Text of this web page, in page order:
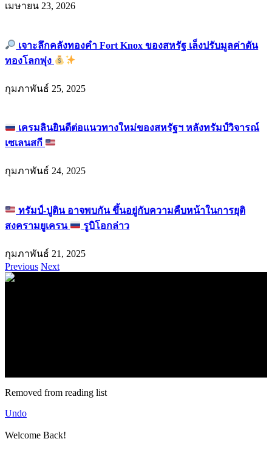
เมษายน 23, 2026
เจาะลึกคลังทองคำ Fort Knox ของสหรัฐ เล็งปรับมูลค่าดัน
ทองโลกพุ่ง
กุมภาพันธ์ 25, 2025
เครมลินยินดีต่อแนวทางใหม่ของสหรัฐฯ หลังทรัมป์วิจารณ์
เซเลนสกี
กุมภาพันธ์ 24, 2025
ทรัมป์-ปูติน อาจพบกัน ขึ้นอยู่กับความคืบหน้าในการยุติ
สงครามยูเครน
รูบิโอกล่าว
กุมภาพันธ์ 21, 2025
Previous Next
Removed from reading list
Undo
Welcome Back!